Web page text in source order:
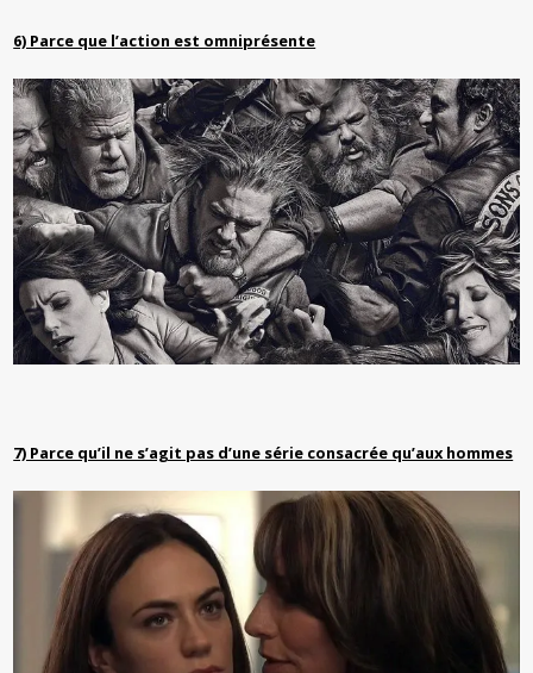
6) Parce que l’action est omniprésente
7) Parce qu’il ne s’agit pas d’une série consacrée qu’aux hommes